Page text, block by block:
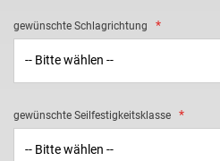
gewünschte Schlagrichtung
gewünschte Seilfestigkeitsklasse